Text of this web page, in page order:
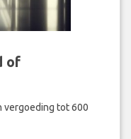
of
vergoeding tot 600